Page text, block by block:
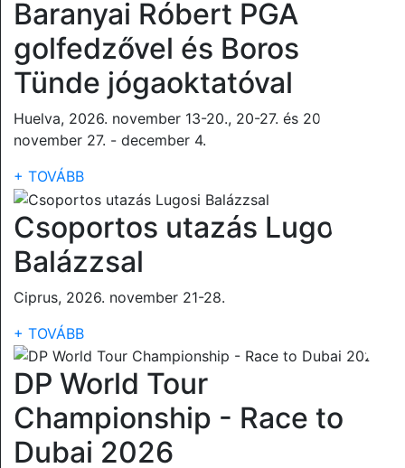
Baranyai Róbert PGA
golfedzővel és Boros
Tünde jógaoktatóval
Huelva, 2026. november 13-20., 20-27. és 2026.
november 27. - december 4.
+ TOVÁBB
Csoportos utazás Lugosi
Balázzsal
Ciprus, 2026. november 21-28.
+ TOVÁBB
DP World Tour
Championship - Race to
Dubai 2026